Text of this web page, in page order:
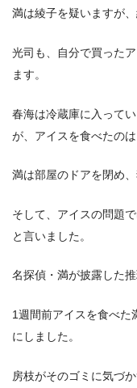
満は綾子を疑いますが
光司も、自分で買った
ます。
春海は冷蔵庫に入って
が、アイスを食べたの
満は部屋のドアを閉め
そして、アイスの問題
と言いました。
名探偵・満が披露した
1週間前アイスを食べた
にしました。
房枝がそのゴミに気づ